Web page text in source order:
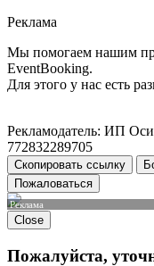
Реклама
Мы помогаем нашим
EventBooking.
Для этого у нас есть
Рекламодатель: ИП
772832289705
Скопировать ссылку
Пожаловаться
Реклама
Close
Пожалуйста,